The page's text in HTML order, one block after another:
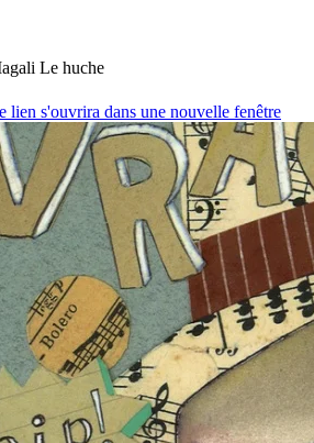
Le huche
lien s'ouvrira dans une nouvelle fenêtre